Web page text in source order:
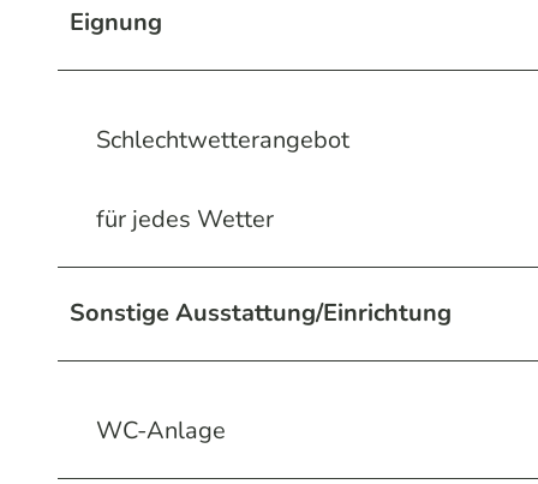
Eignung
Schlechtwetterangebot
für jedes Wetter
Sonstige Ausstattung/Einrichtung
WC-Anlage